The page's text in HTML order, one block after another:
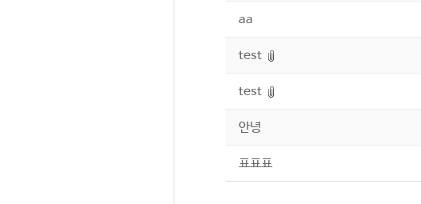
aa
test
test
안녕
표표표